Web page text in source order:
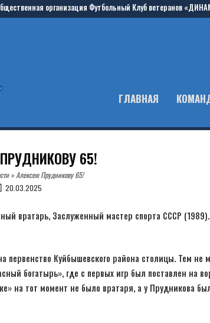
организация Футбольный Клуб ветеранов
ГЛАВНАЯ
65!
» Алексею Прудникову 65!
20.03.2025
вратарь, Заслуженный мастер спорта СССР
Куйбышевского района столицы. Тем не
богатырь», где с первых игр был поставлен на
на тот момент не было вратаря, а у Прудникова